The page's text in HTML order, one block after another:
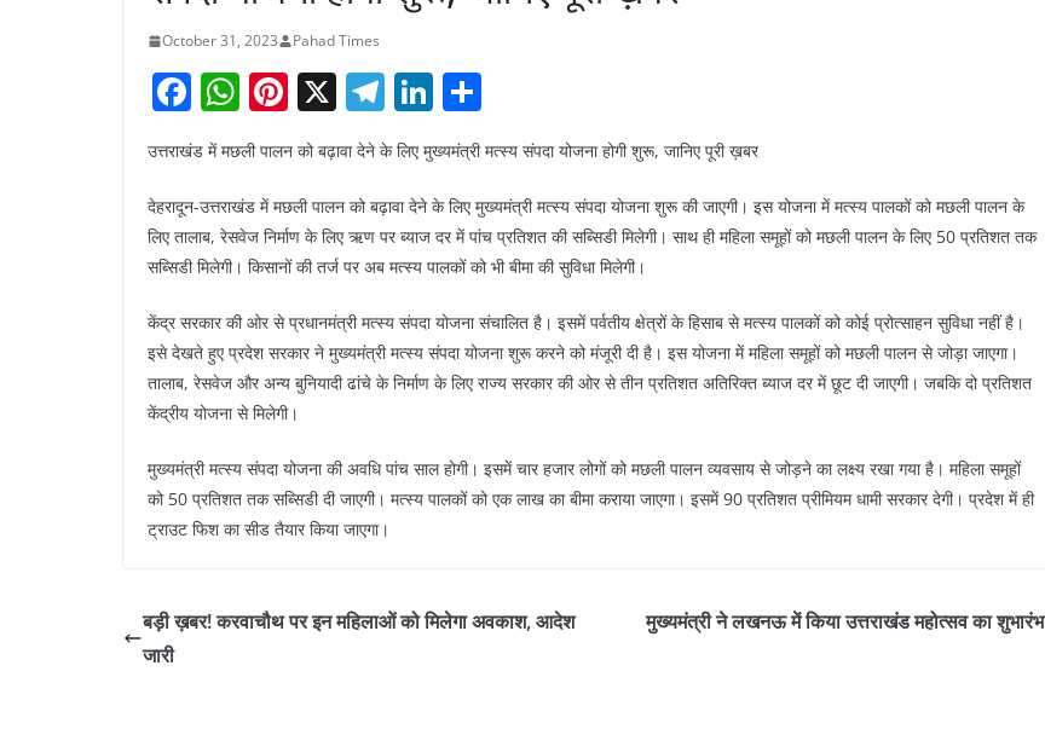
October 31, 2023 Pahad Times
F
a
c
e
b
o
o
k
W
h
at
s
A
p
p
Pi
nt
er
e
st
X T
el
e
gr
a
m
Li
k
e
dI
n
ar
e
उत्तराखंड में मछली पालन को बढ़ावा देने के लिए मुख्यमंत्री मत्स्य संपदा योजना होगी शुरू, जानिए पूरी ख़बर
देहरादून-उत्तराखंड में मछली पालन को बढ़ावा देने के लिए मुख्यमंत्री मत्स्य संपदा योजना शुरू की जाएगी। इस योजना में मत्स्य पालकों को मछली पालन के
लिए तालाब, रेसवेज निर्माण के लिए ऋण पर ब्याज दर में पांच प्रतिशत की सब्सिडी मिलेगी। साथ ही महिला समूहों को मछली पालन के लिए 50 प्रतिशत तक
सब्सिडी मिलेगी। किसानों की तर्ज पर अब मत्स्य पालकों को भी बीमा की सुविधा मिलेगी।
केंद्र सरकार की ओर से प्रधानमंत्री मत्स्य संपदा योजना संचालित है। इसमें पर्वतीय क्षेत्रों के हिसाब से मत्स्य पालकों को कोई प्रोत्साहन सुविधा नहीं है।
इसे देखते हुए प्रदेश सरकार ने मुख्यमंत्री मत्स्य संपदा योजना शुरू करने को मंजूरी दी है। इस योजना में महिला समूहों को मछली पालन से जोड़ा जाएगा।
तालाब, रेसवेज और अन्य बुनियादी ढांचे के निर्माण के लिए राज्य सरकार की ओर से तीन प्रतिशत अतिरिक्त ब्याज दर में छूट दी जाएगी। जबकि दो प्रतिशत
केंद्रीय योजना से मिलेगी।
मुख्यमंत्री मत्स्य संपदा योजना की अवधि पांच साल होगी। इसमें चार हजार लोगों को मछली पालन व्यवसाय से जोड़ने का लक्ष्य रखा गया है। महिला समूहों
को 50 प्रतिशत तक सब्सिडी दी जाएगी। मत्स्य पालकों को एक लाख का बीमा कराया जाएगा। इसमें 90 प्रतिशत प्रीमियम धामी सरकार देगी। प्रदेश में ही
ट्राउट फिश का सीड तैयार किया जाएगा।
बड़ी ख़बर! करवाचौथ पर इन महिलाओं को मिलेगा अवकाश, आदेश
जारी
मुख्यमंत्री ने लखनऊ में किया उत्तराखंड महोत्सव का शुभारंभ